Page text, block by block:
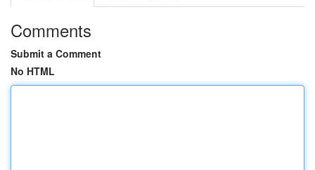
Comments
Submit a Comment
No HTML